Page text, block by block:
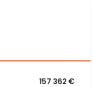
157 362 €